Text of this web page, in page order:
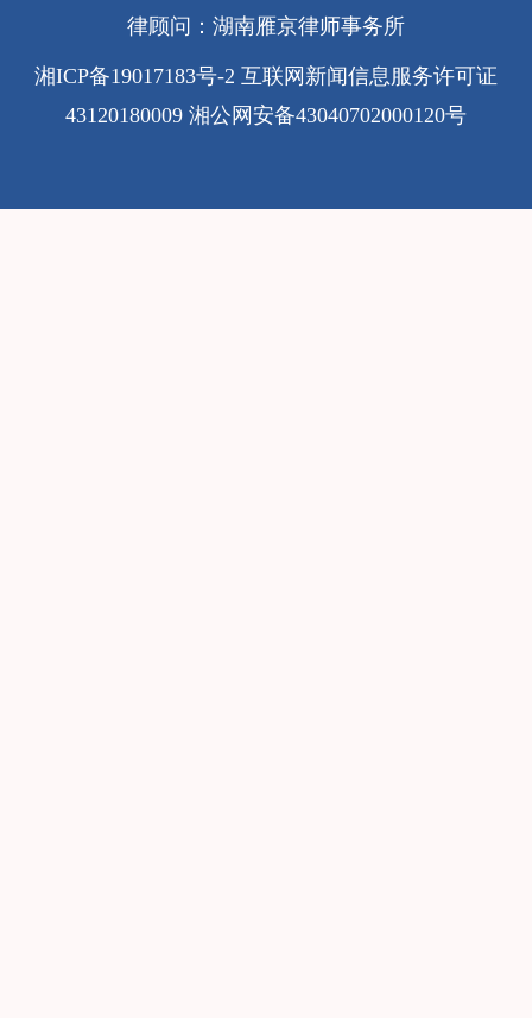
律顾问：湖南雁京律师事务所
湘ICP备19017183号-2 互联网新闻信息服务许可证
43120180009 湘公网安备43040702000120号